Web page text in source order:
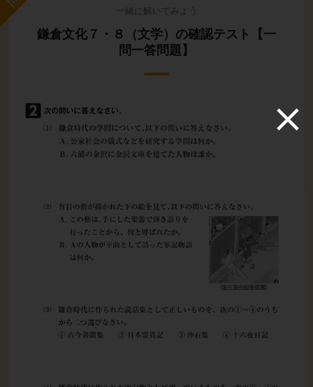
一緒に解いてみよう
鎌倉文化７・８（文学）の確認テスト【一
問一答問題】